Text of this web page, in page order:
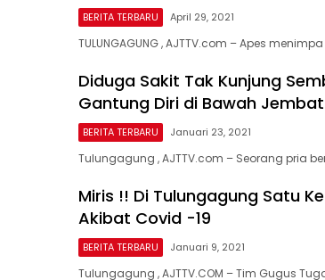
BERITA TERBARU April 29, 2021
TULUNGAGUNG , AJTTV.com – Apes
Diduga Sakit Tak Kunjung
Gantung Diri di Bawah
BERITA TERBARU Januari 23, 2021
Tulungagung , AJTTV.com – Seorang pria
Miris !! Di Tulungagung Satu
Akibat Covid -19
BERITA TERBARU Januari 9, 2021
Tulungagung , AJTTV.COM – Tim Gugus